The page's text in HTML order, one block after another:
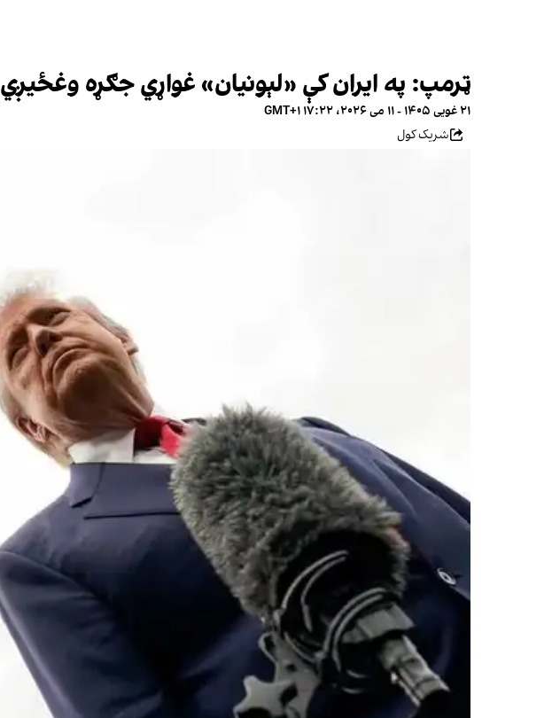
ټرمپ: په ایران کې «لېونیان» غواړي جګړه وغځیږي
۲۱ غویی ۱۴۰۵ - ۱۱ می ۲۰۲۶، ۱۷:۲۲ GMT+۱
شریک کول